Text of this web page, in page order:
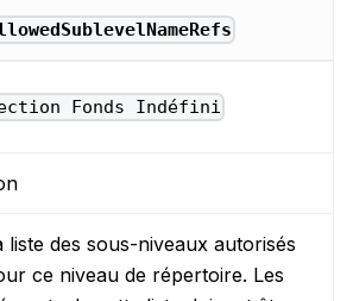
Fonds Indéfini
liste des sous-niveaux autorisés
ce niveau de répertoire. Les